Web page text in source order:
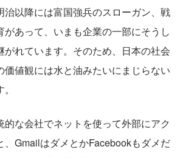
治以降には富国強兵のスローガン、戦
があって、いまも企業の一部にそうし
がれています。そのため、日本の社会
価値観には水と油みたいにまじらない
な会社でネットを使って外部にアク
、GmailはダメとかFacebookもダメだ